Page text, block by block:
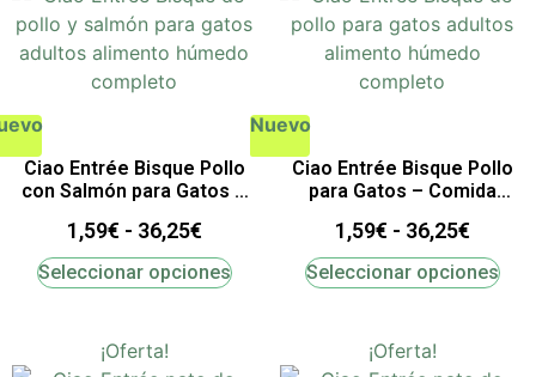
Ciao Entrée Bisque Pollo
con Salmón para Gatos –
1,59€ - 36,25€
Seleccionar opciones
Nuevo
Ciao Entrée Bisque Pollo
para Gatos – Comida
1,59€ - 36,25€
Seleccionar opciones
¡Oferta! ¡Oferta!